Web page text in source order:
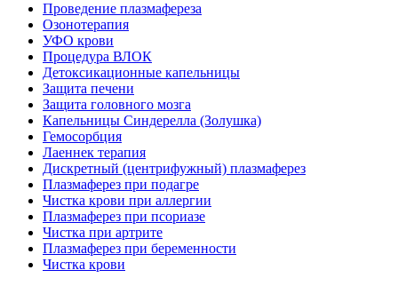
Проведение плазмафереза
Озонотерапия
УФО крови
Процедура ВЛОК
Детоксикационные капельницы
Защита печени
Защита головного мозга
Капельницы Синдерелла (Золушка)
Гемосорбция
Лаеннек терапия
Дискретный (центрифужный) плазмаферез
Плазмаферез при подагре
Чистка крови при аллергии
Плазмаферез при псориазе
Чистка при артрите
Плазмаферез при беременности
Чистка крови